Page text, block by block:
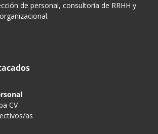
de personal, consultoría de RRHH y
CV
as